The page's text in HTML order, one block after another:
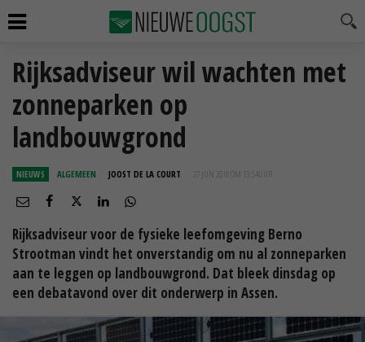
Rijksadviseur wil wachten met
zonneparken op
landbouwgrond
NIEUWS ALGEMEEN JOOST DE LA COURT 27 JUN 2018 OM 13:54
Rijksadviseur voor de fysieke leefomgeving Berno
Strootman vindt het onverstandig om nu al zonneparken
aan te leggen op landbouwgrond. Dat bleek dinsdag op
een debatavond over dit onderwerp in Assen.